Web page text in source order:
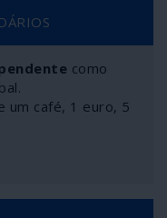
não na União
de manobras,
e baixos –
para tentar
pelo menos, tornar
para qualquer país
como
um café, 1 euro, 5